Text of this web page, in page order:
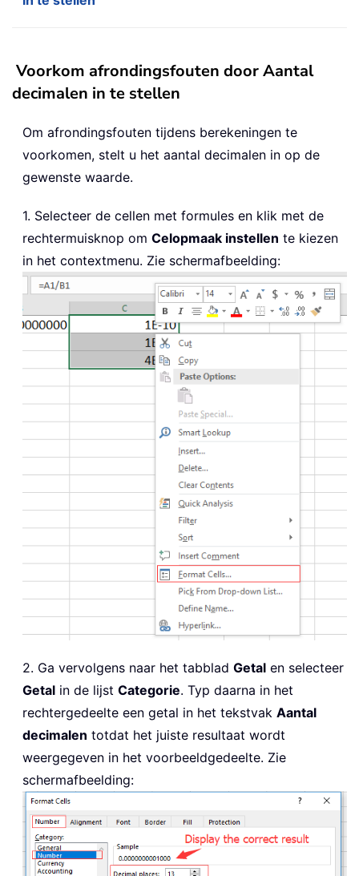
Voorkom afrondingsfouten door Aantal
decimalen in te stellen
Om afrondingsfouten tijdens berekeningen te
voorkomen, stelt u het aantal decimalen in op de
gewenste waarde.
1. Selecteer de cellen met formules en klik met de
rechtermuisknop om Celopmaak instellen te kiezen
in het contextmenu. Zie schermafbeelding:
2. Ga vervolgens naar het tabblad Getal en selecteer
Getal in de lijst Categorie. Typ daarna in het
rechtergedeelte een getal in het tekstvak Aantal
decimalen totdat het juiste resultaat wordt
weergegeven in het voorbeeldgedeelte. Zie
schermafbeelding: